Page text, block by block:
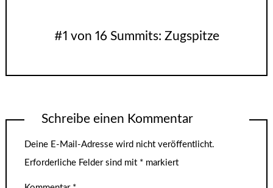
#1 von 16 Summits: Zugspitze
Schreibe einen Kommentar
Deine E-Mail-Adresse wird nicht veröffentlicht.
Erforderliche Felder sind mit *markiert